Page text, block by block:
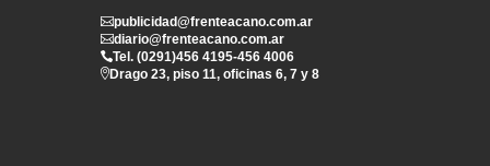
publicidad@frenteacano.com.ar
diario@frenteacano.com.ar
Tel. (0291)456 4195-456 4006
Drago 23, piso 11, oficinas 6, 7 y 8